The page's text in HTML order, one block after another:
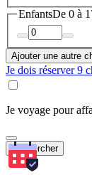
EnfantsDe 0 à
Ajouter une autre
Je dois réserver 9
Je voyage pour
Rechercher